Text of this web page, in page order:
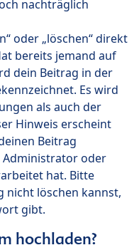
nachträglich
oder „löschen“ direkt
bereits jemand auf
dein Beitrag in der
Es wird
als auch der
Hinweis erscheint
Beitrag
oder
hat. Bitte
nicht löschen kannst,
gibt.
hochladen?